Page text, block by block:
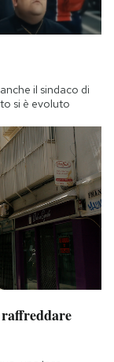
il sindaco di
si è evoluto